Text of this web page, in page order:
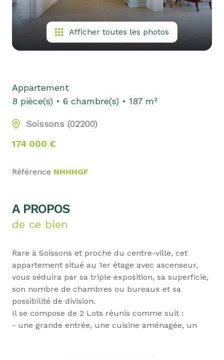
Afficher toutes les photos
Appartement
8 pièce(s)
6 chambre(s) 187 m²
Soissons (02200)
174 000 €
Référence NHHHGF
A PROPOS
de ce bien
Rare à Soissons et proche du centre-ville, cet
appartement situé au 1er étage avec ascenseur,
vous séduira par sa triple exposition, sa superficie,
son nombre de chambres ou bureaux et sa
possibilité de division.
Il se compose de 2 Lots réunis comme suit :
- une grande entrée, une cuisine aménagée, un